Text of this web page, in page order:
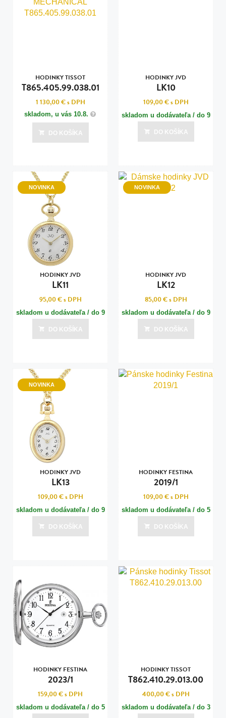
HODINKY TISSOT
T865.405.99.038.01
1 130,00 €s DPH
skladom, u vás 10.8.
DO KOŠÍKA
HODINKY JVD
LK10
109,00 €s DPH
skladom u dodávateľa / do 9
dní
Posledná aktualizácia dnes o 10:00
DO KOŠÍKA
NOVINKA
HODINKY JVD
LK11
95,00 €s DPH
skladom u dodávateľa / do 9
dní
Posledná aktualizácia dnes o 10:00
DO KOŠÍKA
NOVINKA
HODINKY JVD
LK12
85,00 €s DPH
skladom u dodávateľa / do 9
dní
Posledná aktualizácia dnes o 10:00
DO KOŠÍKA
NOVINKA
HODINKY JVD
LK13
109,00 €s DPH
skladom u dodávateľa / do 9
dní
Posledná aktualizácia dnes o 10:00
DO KOŠÍKA
HODINKY FESTINA
2019/1
109,00 €s DPH
skladom u dodávateľa / do 5
dní
Posledná aktualizácia dnes o 10:01
DO KOŠÍKA
HODINKY FESTINA
2023/1
159,00 €s DPH
skladom u dodávateľa / do 5
HODINKY TISSOT
T862.410.29.013.00
400,00 €s DPH
skladom u dodávateľa / do 3